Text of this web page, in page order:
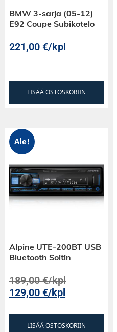
ansiosta elementti
Huolella suunnitellun
ansiosta
Pitkä liikerata
BMW 3-sarja (05-12)
E92 Coupe Subikotelo
221,00€/kpl
LISÄÄ OSTOSKORIIN
Ale!
Alpine UTE-200BT USB
Bluetooth Soitin
189,00€/kpl
129,00€/kpl
LISÄÄ OSTOSKORIIN